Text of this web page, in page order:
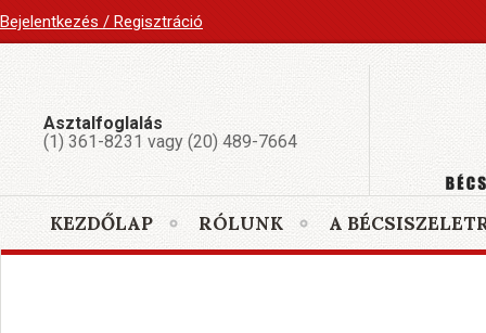
Bejelentkezés / Regisztráció
Asztalfoglalás
(1) 361-8231 vagy (20) 489-7664
KEZDŐLAP RÓLUNK A